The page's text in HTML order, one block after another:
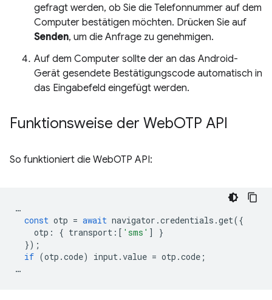
gefragt werden, ob Sie die Telefonnummer auf dem
Computer bestätigen möchten. Drücken Sie auf
Senden, um die Anfrage zu genehmigen.
Auf dem Computer sollte der an das Android-
Gerät gesendete Bestätigungscode automatisch in
das Eingabefeld eingefügt werden.
Funktionsweise der WebOTP API
So funktioniert die WebOTP API:
…
const otp = await navigator .credentials .get({
otp : { transport : [ 'sms' ]
}
});
if (otp .code) input .value = otp .code ;
…